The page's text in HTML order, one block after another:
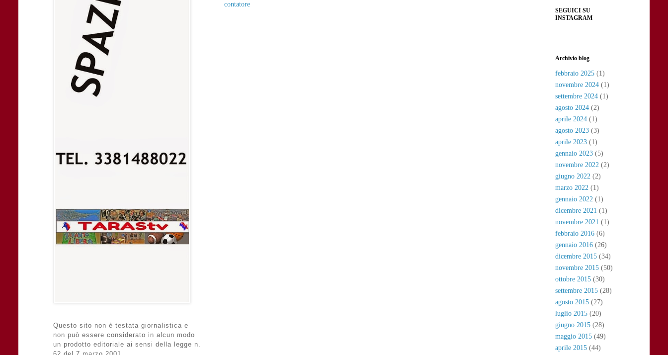
contatore
Questo sito non è testata giornalistica e
non può essere considerato in alcun modo
un prodotto editoriale ai sensi della legge n.
SEGUICI SU
INSTAGRAM
Archivio blog
febbraio 2025 (1)
novembre 2024 (1)
settembre 2024 (1)
agosto 2024 (2)
aprile 2024 (1)
agosto 2023 (3)
aprile 2023 (1)
gennaio 2023 (5)
novembre 2022 (2)
giugno 2022 (2)
marzo 2022 (1)
gennaio 2022 (1)
dicembre 2021 (1)
novembre 2021 (1)
febbraio 2016 (6)
gennaio 2016 (26)
dicembre 2015 (34)
novembre 2015 (50)
ottobre 2015 (30)
settembre 2015 (28)
agosto 2015 (27)
luglio 2015 (20)
giugno 2015 (28)
maggio 2015 (49)
aprile 2015 (44)